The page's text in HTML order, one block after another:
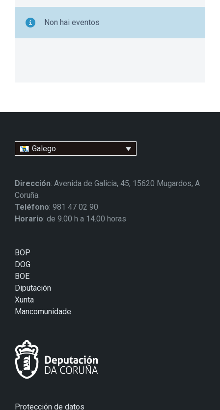
Non hai eventos
Galego
Dirección: Avenida de Galicia, 45, 15620 Mugardos, A
Coruña.
Teléfono: 981 47 02 90
Horario: de 9.00 h a 14.00 horas
BOP
DOG
BOE
Diputación
Xunta
Mancomunidade
Protección de datos